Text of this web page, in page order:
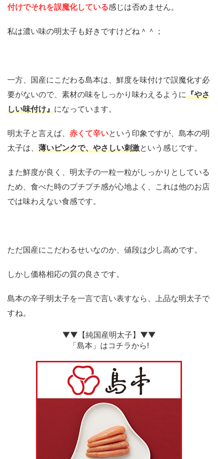
付けでそれを誤魔化している感じは否めません。
私は濃い味の明太子も好きですけどね＾＾；
一方、国産にこだわる島本は、鮮度を味付けで誤魔化す必
要がないので、素材の味をしっかり味わえるように『やさ
しい味付け』になっています。
明太子と言えば、 赤くて辛いという印象ですが、島本の明
太子は、 薄いピンクで、やさしい刺激という感じです。
また鮮度が良く、明太子の一粒一粒がしっかりとしている
ため、食べた時のプチプチ感が心地よく、これは他のお店
では味わえない食感です。
ただ国産にこだわるせいなのか、値段は少し高めです。
しかし価格相応の質の良さです。
島本の辛子明太子を一言で言い表すなら、上品な明太子で
すね。
▼▼【純国産明太子】▼▼
「島本」はコチラから!